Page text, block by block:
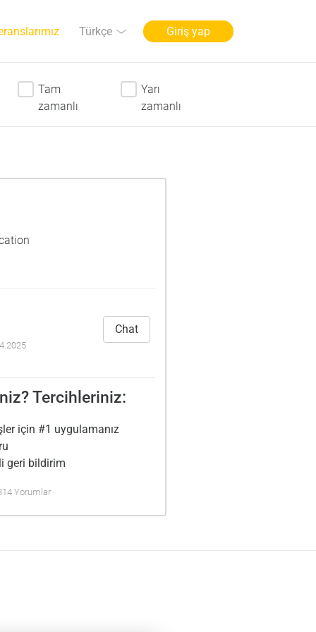
Dil
Türkçe Giriş yap
Tam
zamanlı
Yarı
zamanlı
Chat
Tercihleriniz:
için #1 uygulamanız
geri bildirim
Yorumlar